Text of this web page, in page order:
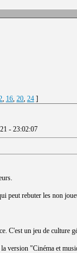
, 16, 20, 24 ]
- 23:02:07
peut rebuter les non
C'est un jeu de culture
version "Cinéma et